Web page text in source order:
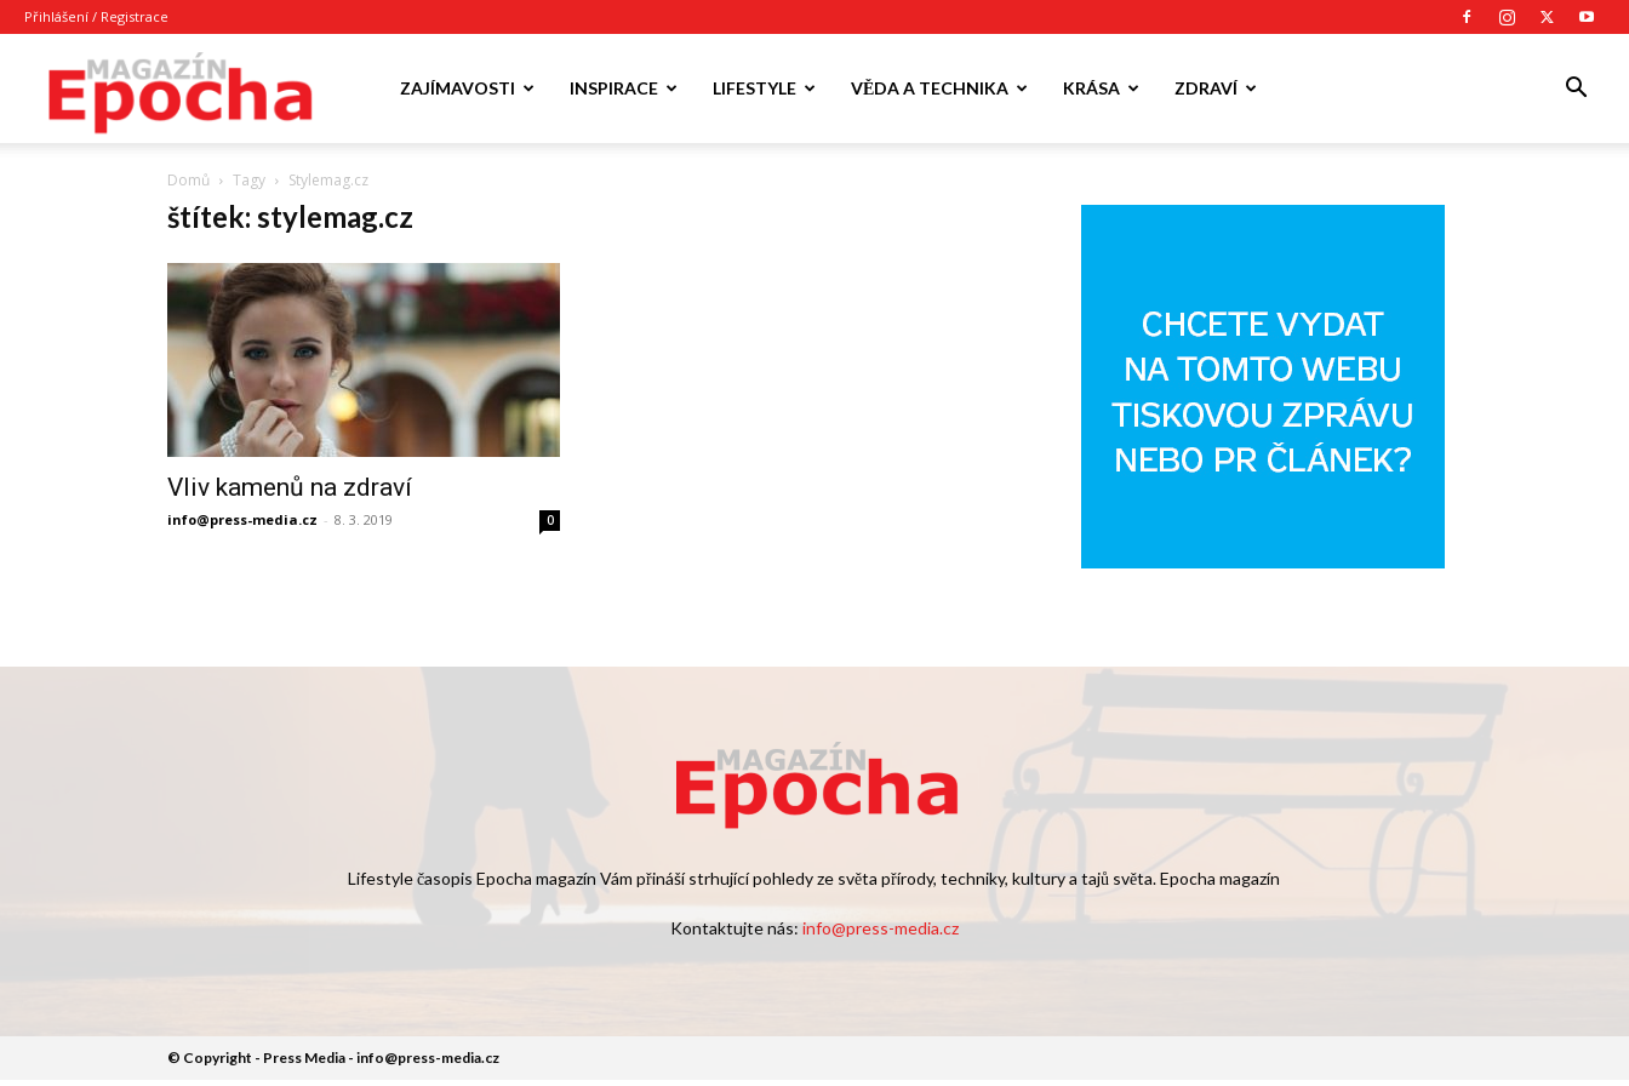
Přihlášení / Registrace
Magazín
ZAJÍMAVOSTI INSPIRACE LIFESTYLE VĚDA A TECHNIKA KRÁSA ZDRAVÍ
Domů Tagy Stylemag.cz
štítek: stylemag.cz
Vliv kamenů na zdraví
info@press-media.cz - 8. 3. 2019 0
Lifestyle časopis Epocha magazín Vám přináší strhující pohledy ze světa přírody, techniky, kultury a tajů světa. Epocha magazín
Kontaktujte nás:info@press-media.cz
© Copyright - Press Media - info@press-media.cz